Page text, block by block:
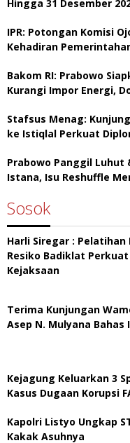
Hingga 31 Desember
IPR: Potongan Komisi
Kehadiran
Bakom RI: Prabowo
Kurangi Impor Energi,
Stafsus Menag:
ke Istiqlal Perkuat
Prabowo Panggil Luhut
Istana, Isu Reshuffle
Sosok
Harli Siregar :
Resiko Badiklat
Kejaksaan
Terima Kunjungan
Asep N. Mulyana Bahas
Kejagung Keluarkan 3
Kasus Dugaan Korupsi
Kapolri Listyo Ungkap
Kakak Asuhnya